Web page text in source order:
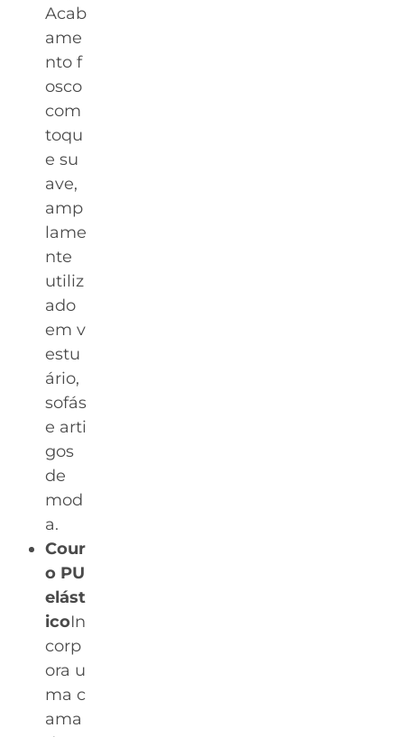
Acab
ame
nto f
osco
com
toqu
e su
ave,
amp
lame
nte
utiliz
ado
em v
estu
ário,
sofás
e arti
gos
de
mod
a.
Cour
o PU
elást
icoIn
corp
ora u
ma c
ama